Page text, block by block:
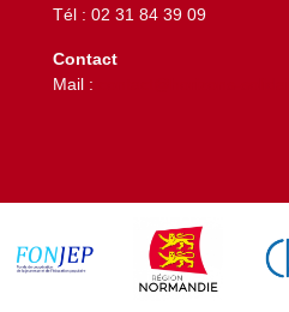
Tél : 02 31 84 39 09
Contact
Mail :